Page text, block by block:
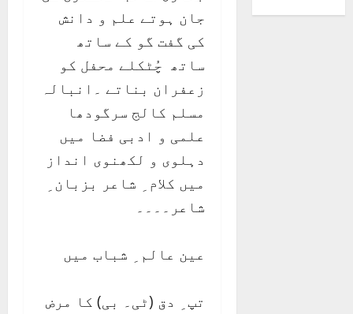
جان ہوتے علم و دانش
کی گفت گو کے ساتھ
ساتھ چُٹکلے محفل کو
زعفران بناتے ۔انبالہ
مسلم کالج سرگودھا
علمی و ادبی فضا میں
دہلوی و لکھنوی انداز
میں کلام ِ شاعر بزبان ِ
شاعر۔۔۔۔
عین عالم ِ شباب میں
تپ ِ دق (ٹی۔ بی) کا مرض